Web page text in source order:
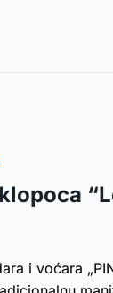
i voćara